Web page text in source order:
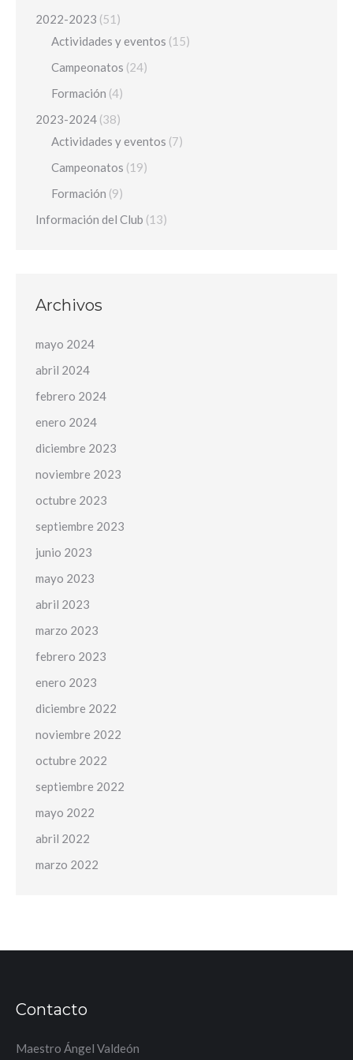
2022-2023 (51)
Actividades y eventos (15)
Campeonatos (24)
Formación (4)
2023-2024 (38)
Actividades y eventos (7)
Campeonatos (19)
Formación (9)
Información del Club (13)
Archivos
mayo 2024
abril 2024
febrero 2024
enero 2024
diciembre 2023
noviembre 2023
octubre 2023
septiembre 2023
junio 2023
mayo 2023
abril 2023
marzo 2023
febrero 2023
enero 2023
diciembre 2022
noviembre 2022
octubre 2022
septiembre 2022
mayo 2022
abril 2022
marzo 2022
Contacto
Maestro Ángel Valdeón